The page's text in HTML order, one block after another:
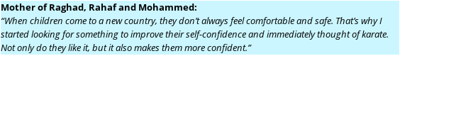
Mother of Raghad, Rahaf and Mohammed:
“When children come to a new country, they don’t always feel comfortable and safe. That’s why I
started looking for something to improve their self-confidence and immediately thought of karate.
Not only do they like it, but it also makes them more confident.”